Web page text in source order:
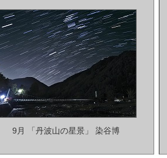
9月 「丹波山の星景」 染谷博